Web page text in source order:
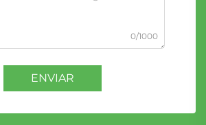
0/1000
ENVIAR